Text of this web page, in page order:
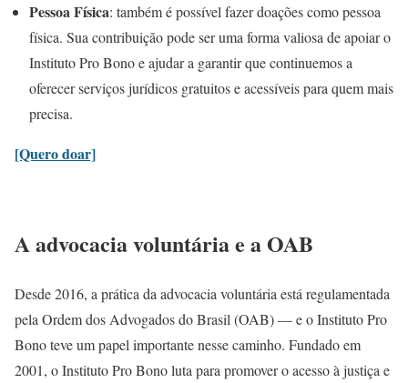
Pessoa Física: também é possível fazer doações como pessoa
física. Sua contribuição pode ser uma forma valiosa de apoiar o
Instituto Pro Bono e ajudar a garantir que continuemos a
oferecer serviços jurídicos gratuitos e acessíveis para quem mais
precisa.
[Quero doar]
A advocacia voluntária e a OAB
Desde 2016, a prática da advocacia voluntária está regulamentada
pela Ordem dos Advogados do Brasil (OAB) — e o Instituto Pro
Bono teve um papel importante nesse caminho. Fundado em
2001, o Instituto Pro Bono luta para promover o acesso à justiça e